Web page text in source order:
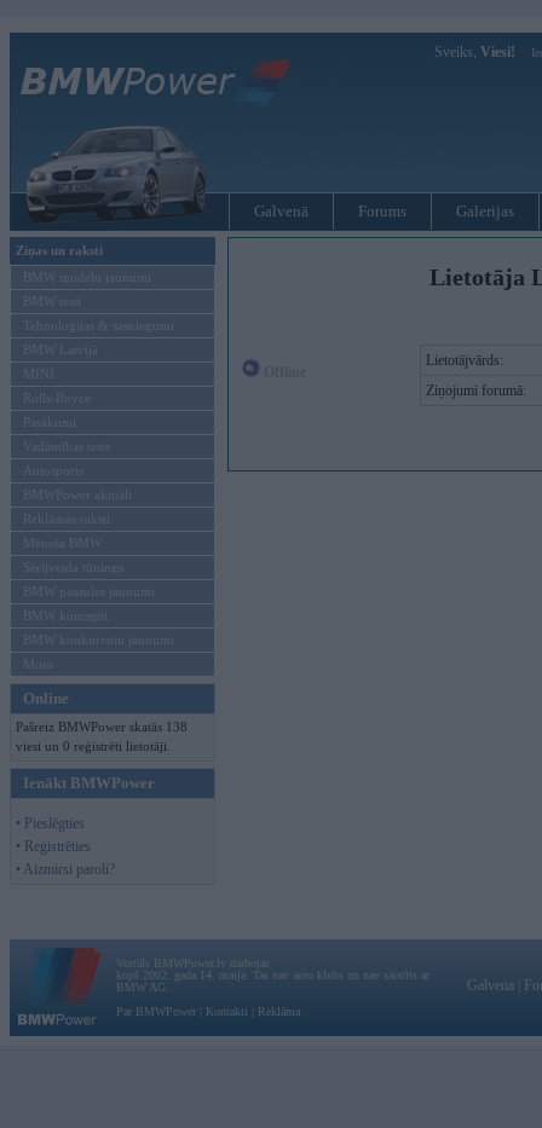
Sveiks, Viesi!
Galvenā Forums Galerijas
Ziņas un raksti
BMW modeļu jaunumi
BMW testi
Tehnoloģijas & sasniegumi
BMW Latvijā
MINI
Rolls-Royce
Pasākumi
Vadāmības tests
Autosports
BMWPower aktuāli
Reklāmas raksti
Mēneša BMW
Sērijveida tūnings
BMW pasaules jaunumi
BMW koncepti
BMW konkurentu jaunumi
Moto
Online
Pašreiz BMWPower skatās 138
viesi un 0 reģistrēti lietotāji.
Ienākt BMWPower
• Pieslēgties
• Reģistrēties
• Aizmirsi paroli?
Lietotāja
Lietotājvārds:
Ziņojumi forumā:
Vortāls BMWPower.lv darbojas
kopš 2002. gada 14. maija. Tas nav auto klubs un nav saistīts ar
BMW AG.
Par BMWPower
Kontakti Reklāma
Galvena